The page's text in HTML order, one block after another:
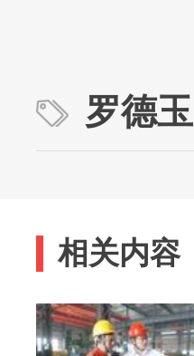
罗德玉
相关内容